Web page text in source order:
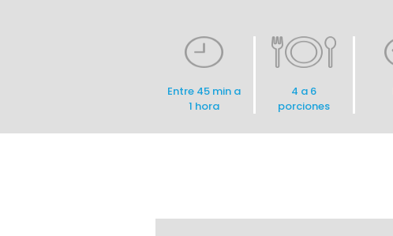
Entre 45 min a
1 hora
4 a 6
porciones